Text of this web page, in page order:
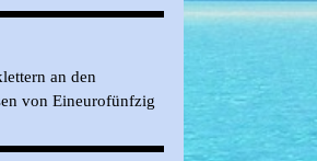
an den
von Eineurofünfzig